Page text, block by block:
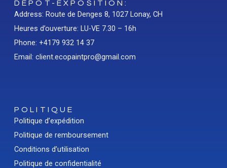
DÉPÔT-EXPOSITION:
Address: Route de Denges 8, 1027 Lonay, CH
Heures d’ouverture: LU-VE 7.30 – 16h
Phone: +4179 932 14 37
Email: client.ecopaintpro@gmail.com
POLITIQUE
Politique d’expédition
Politique de remboursement
Conditions d’utilisation
Politique de confidentialité